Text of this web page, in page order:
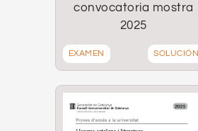
convocatoria mostra
2025
EXAMEN SOLUCIÓN